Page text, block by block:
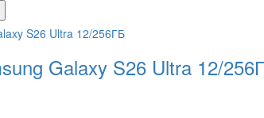
Galaxy S26 Ultra 12/